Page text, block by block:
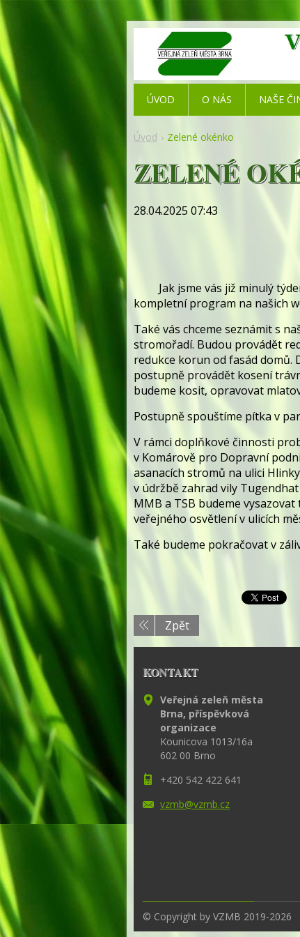
Úvod Zelené okénko
ZELENÉ
28.04.2025 07:43
Jak jsme vás již minulý
kompletní program na našich
Také vás chceme seznámit s
stromořadí. Budou provádět
redukce korun od fasád domů.
postupně provádět kosení
budeme kosit, opravovat
Postupně spouštíme pítka v
V rámci doplňkové činnosti
v Komárově pro Dopravní
asanacích stromů na ulici
v údržbě zahrad vily
MMB a TSB budeme
veřejného osvětlení v ulicích
Také budeme pokračovat v
Zpět
ÚVOD O NÁS NAŠE
KONTAKT
Veřejná zeleň města
Brna, příspěvková
organizace
Kounicova 1013/16a
602 00 Brno
+420 542 422 641
vzmb@vzmb.cz
© Copyright by VZMB 2019-2026